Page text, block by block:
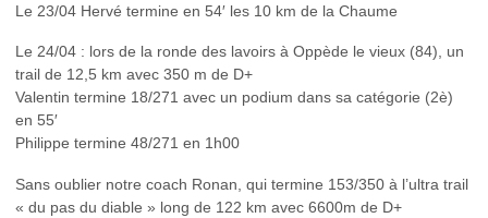
Le 23/04 Hervé termine en 54′ les 10 km de la Chaume
Le 24/04 : lors de la ronde des lavoirs à Oppède le vieux (84), un
trail de 12,5 km avec 350 m de D+
Valentin termine 18/271 avec un podium dans sa catégorie (2è)
en 55′
Philippe termine 48/271 en 1h00
Sans oublier notre coach Ronan, qui termine 153/350 à l’ultra trail
« du pas du diable » long de 122 km avec 6600m de D+